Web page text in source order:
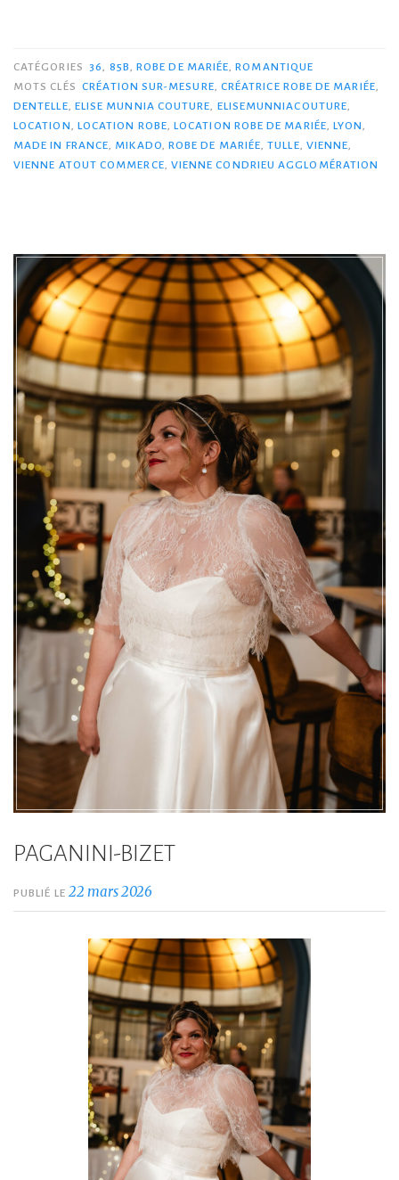
CATÉGORIES 36, 85B,ROBE DE MARIÉE,ROMANTIQUE
MOTS CLÉS CRÉATION SUR-MESURE, CRÉATRICE ROBE DE MARIÉE,
DENTELLE, ELISE MUNNIA COUTURE, ELISEMUNNIACOUTURE,
LOCATION, LOCATION ROBE,LOCATION ROBE DE MARIÉE,LYON,
MADE IN FRANCE, MIKADO, ROBE DE MARIÉE,TULLE, VIENNE,
VIENNE ATOUT COMMERCE, VIENNE CONDRIEU AGGLOMÉRATION
PAGANINI-BIZET
PUBLIÉ LE 22 mars 2026